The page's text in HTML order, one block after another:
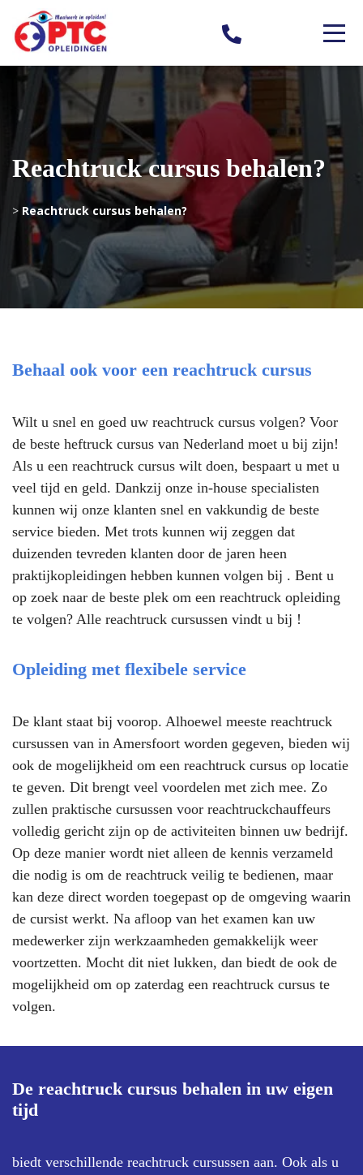
Reachtruck cursus behalen?
> Reachtruck cursus behalen?
Behaal ook voor een reachtruck cursus
Wilt u snel en goed uw reachtruck cursus volgen? Voor
de beste heftruck cursus van Nederland moet u bij zijn!
Als u een reachtruck cursus wilt doen, bespaart u met u
veel tijd en geld. Dankzij onze in-house specialisten
kunnen wij onze klanten snel en vakkundig de beste
service bieden. Met trots kunnen wij zeggen dat
duizenden tevreden klanten door de jaren heen
praktijkopleidingen hebben kunnen volgen bij . Bent u
op zoek naar de beste plek om een reachtruck opleiding
te volgen? Alle reachtruck cursussen vindt u bij !
Opleiding met flexibele service
De klant staat bij voorop. Alhoewel meeste reachtruck
cursussen van in Amersfoort worden gegeven, bieden wij
ook de mogelijkheid om een reachtruck cursus op locatie
te geven. Dit brengt veel voordelen met zich mee. Zo
zullen praktische cursussen voor reachtruckchauffeurs
volledig gericht zijn op de activiteiten binnen uw bedrijf.
Op deze manier wordt niet alleen de kennis verzameld
die nodig is om de reachtruck veilig te bedienen, maar
kan deze direct worden toegepast op de omgeving waarin
de cursist werkt. Na afloop van het examen kan uw
medewerker zijn werkzaamheden gemakkelijk weer
voortzetten. Mocht dit niet lukken, dan biedt de ook de
mogelijkheid om op zaterdag een reachtruck cursus te
volgen.
De reachtruck cursus behalen in uw eigen
tijd
biedt verschillende reachtruck cursussen aan. Ook als u